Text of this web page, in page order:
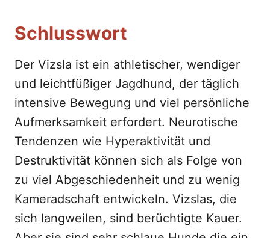
Schlusswort
Der Vizsla ist ein athletischer, wendiger
und leichtfüßiger Jagdhund, der täglich
intensive Bewegung und viel persönliche
Aufmerksamkeit erfordert. Neurotische
Tendenzen wie Hyperaktivität und
Destruktivität können sich als Folge von
zu viel Abgeschiedenheit und zu wenig
Kameradschaft entwickeln. Vizslas, die
sich langweilen, sind berüchtigte Kauer.